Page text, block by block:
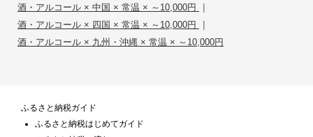
酒・アルコール × 中国 × 常温 × ～10,000円 |
酒・アルコール × 四国 × 常温 × ～10,000円 |
酒・アルコール × 九州・沖縄 × 常温 × ～10,000円
ふるさと納税ガイド
ふるさと納税はじめてガイド